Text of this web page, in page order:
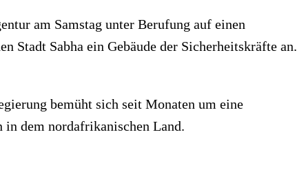
am Samstag unter Berufung auf einen
Stadt Sabha ein Gebäude der Sicherheitskräfte an.
bemüht sich seit Monaten um eine
dem nordafrikanischen Land.